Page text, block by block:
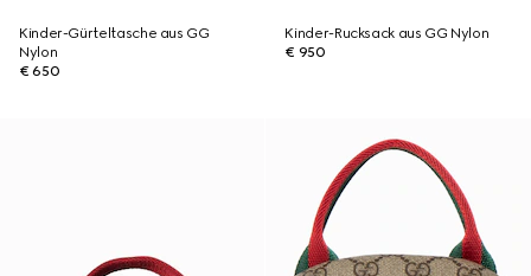
Kinder-Gürteltasche aus GG
Nylon
€ 650
Kinder-Rucksack aus GG Nylon
€ 950